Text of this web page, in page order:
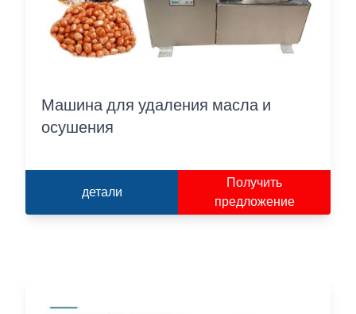
Машина для удаления масла и
осушения
детали
Получить
предложение